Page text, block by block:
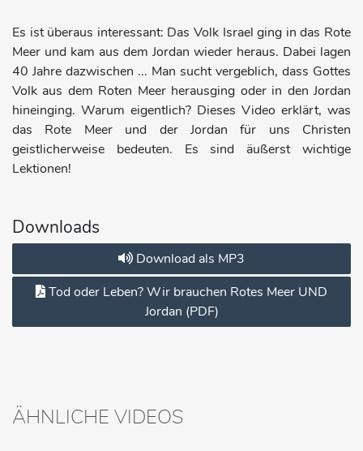
Es ist überaus interessant: Das Volk Israel ging in das Rote
Meer und kam aus dem Jordan wieder heraus. Dabei lagen
40 Jahre dazwischen ... Man sucht vergeblich, dass Gottes
Volk aus dem Roten Meer herausging oder in den Jordan
hineinging. Warum eigentlich? Dieses Video erklärt, was
das Rote Meer und der Jordan für uns Christen
geistlicherweise bedeuten. Es sind äußerst wichtige
Lektionen!
Downloads
Download als MP3
Tod oder Leben? Wir brauchen Rotes Meer UND
Jordan (PDF)
ÄHNLICHE VIDEOS